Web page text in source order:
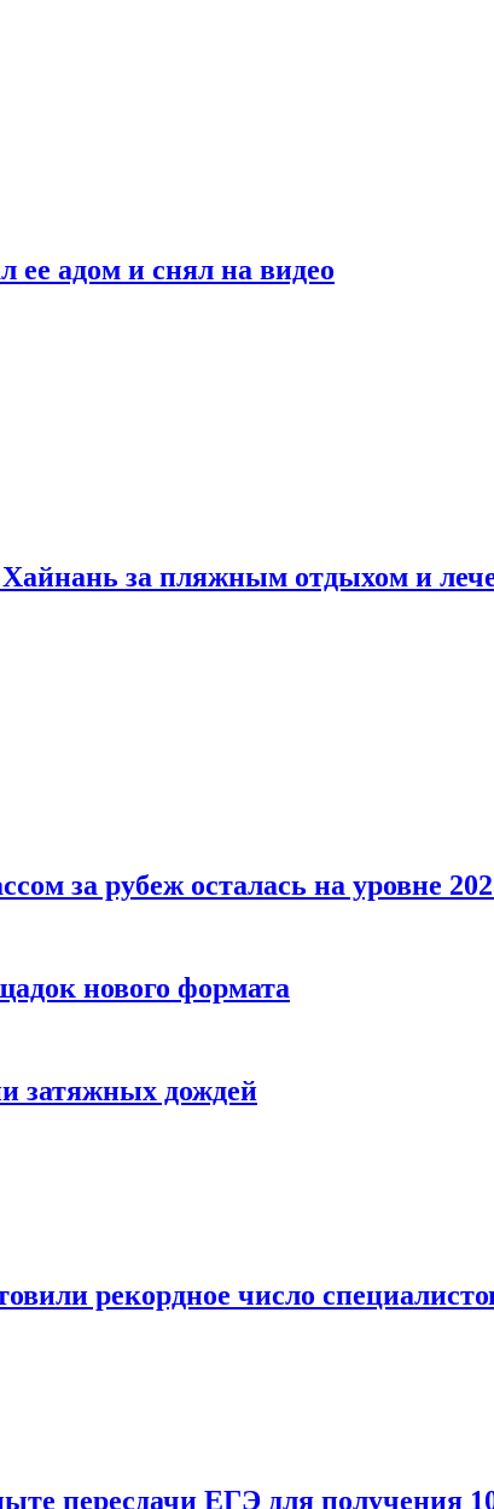
ее адом и снял на видео
Хайнань за пляжным отдыхом и
за рубеж осталась на уровне
нового формата
затяжных дождей
рекордное число
пересдачи ЕГЭ для получения